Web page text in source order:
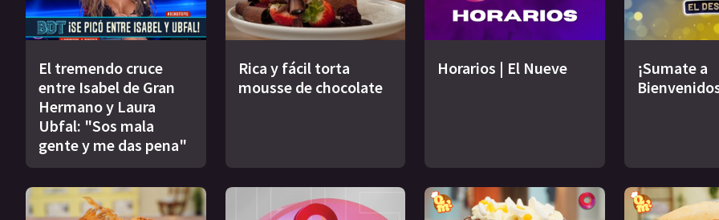
El tremendo cruce
entre Isabel de Gran
Hermano y Laura
Ubfal: "Sos mala
gente y me das pena"
Rica y fácil torta
mousse de chocolate
Horarios | El Nueve
¡Sumate a